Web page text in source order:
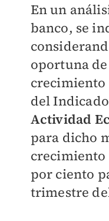
En un
banco, se
oportuna de
crecimiento
del
Actividad
para dicho
por ciento
trimestre